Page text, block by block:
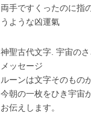
両⼿ですくったのに指
うような凶運氣
神聖古代⽂字. 宇宙の
メッセージ
ルーンは⽂字そのもの
今朝の⼀枚をひき宇宙
お伝えします。